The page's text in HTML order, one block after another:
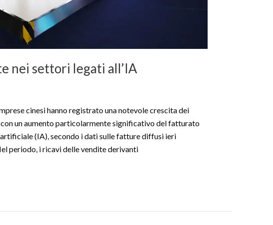
nei settori legati all’IA
cinesi hanno registrato una notevole crescita dei
un aumento particolarmente significativo del fatturato
(IA), secondo i dati sulle fatture diffusi ieri
periodo, i ricavi delle vendite derivanti